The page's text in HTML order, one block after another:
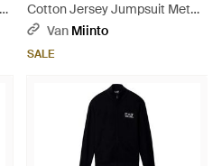
Cotton Jersey Jumpsuit Met
Ribdetails - Zwart
Van Miinto
SALE